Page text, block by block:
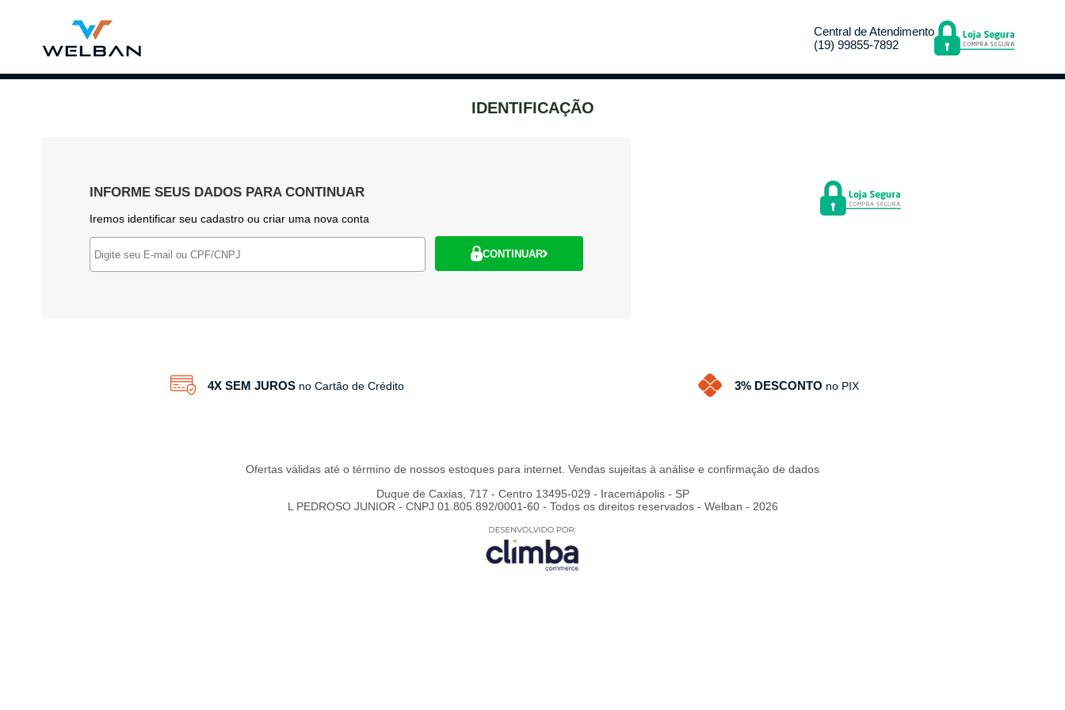
Central de Atendimento
(19) 99855-7892
IDENTIFICAÇÃO
INFORME SEUS DADOS PARA CONTINUAR
Iremos identificar seu cadastro ou criar uma nova conta
CONTINUAR
4X SEM JUROS no Cartão de Crédito 3% DESCONTO no PIX
Ofertas válidas até o término de nossos estoques para internet. Vendas sujeitas à análise e confirmação de dados
Duque de Caxias, 717 - Centro 13495-029 - Iracemápolis - SP
L PEDROSO JUNIOR - CNPJ 01.805.892/0001-60 - Todos os direitos reservados - Welban - 2026